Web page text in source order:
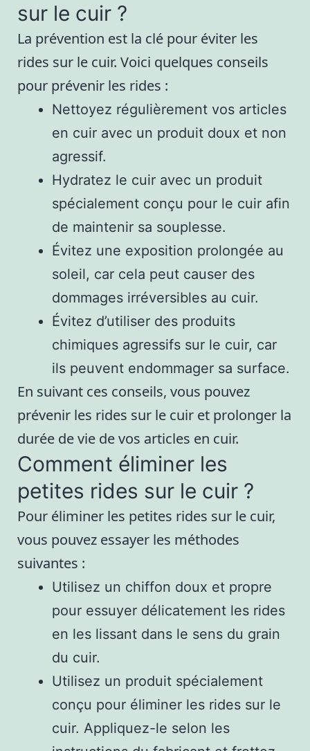
sur le cuir ?
La prévention est la clé pour éviter les
rides sur le cuir. Voici quelques conseils
pour prévenir les rides :
Nettoyez régulièrement vos articles
en cuir avec un produit doux et non
agressif.
Hydratez le cuir avec un produit
spécialement conçu pour le cuir afin
de maintenir sa souplesse.
Évitez une exposition prolongée au
soleil, car cela peut causer des
dommages irréversibles au cuir.
Évitez d’utiliser des produits
chimiques agressifs sur le cuir, car
ils peuvent endommager sa surface.
En suivant ces conseils, vous pouvez
prévenir les rides sur le cuir et prolonger la
durée de vie de vos articles en cuir.
Comment éliminer les
petites rides sur le cuir ?
Pour éliminer les petites rides sur le cuir,
vous pouvez essayer les méthodes
suivantes :
Utilisez un chiffon doux et propre
pour essuyer délicatement les rides
en les lissant dans le sens du grain
du cuir.
Utilisez un produit spécialement
conçu pour éliminer les rides sur le
cuir. Appliquez-le selon les